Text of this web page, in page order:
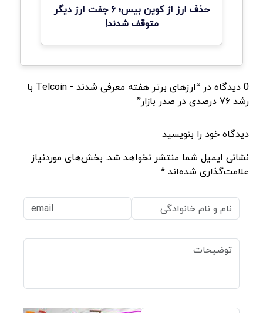
حذف ارز از کوین بیس؛ ۶ جفت ارز دیگر
متوقف شدند!
0 دیدگاه در “ارزهای برتر هفته معرفی شدند - Telcoin با
رشد ۷۶ درصدی در صدر بازار”
دیدگاه خود را بنویسید
نشانی ایمیل شما منتشر نخواهد شد. بخش‌های موردنیاز
علامت‌گذاری شده‌اند *